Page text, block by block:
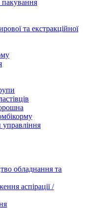
пакування
та екстракційної
управління
обладнання та
аспірації /